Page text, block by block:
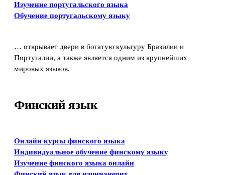
Изучение португальского языка
Обучение португальскому языку
… открывает двери в богатую культуру Бразилии и
Португалии, а также является одним из крупнейших
мировых языков.
Финский язык
Онлайн курсы финского языка
Индивидуальное обучение финскому языку
Изучение финского языка онлайн